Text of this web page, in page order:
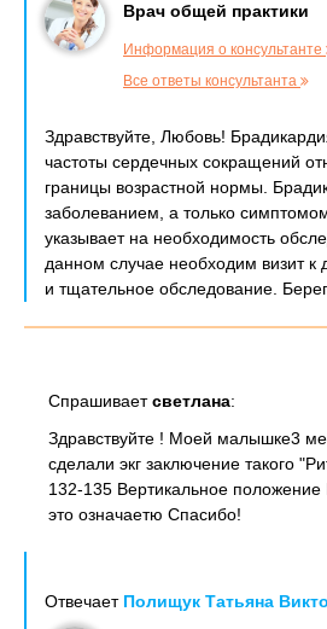
Врач общей практики
Информация о консультанте
Все ответы консультанта
Здравствуйте, Любовь!
частоты сердечных сокращений
границы возрастной нормы.
заболеванием, а только
указывает на необходимость
данном случае необходим визит к
и тщательное обследование.
Спрашиваетсветлана:
Здравствуйте ! Моей малышке3
сделали экг заключение такого
132-135 Вертикальное
это означаетю Спасибо!
Отвечает Полищук Татьяна